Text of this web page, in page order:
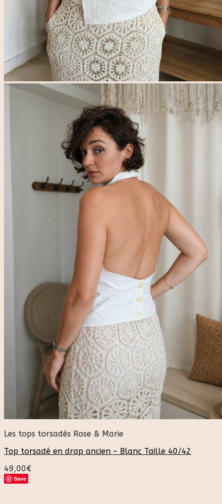
Les tops torsadés Rose & Marie
Top torsadé en drap ancien – Blanc Taille 40/42
49,00€
Save